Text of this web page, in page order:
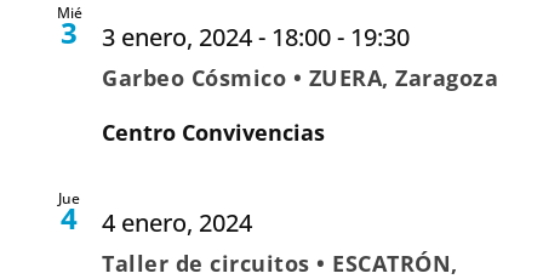
Mié
3 3 enero, 2024 - 18:00- 19:30
Garbeo Cósmico • ZUERA, Zaragoza
Centro Convivencias
Jue
4 4 enero, 2024
Taller de circuitos • ESCATRÓN,